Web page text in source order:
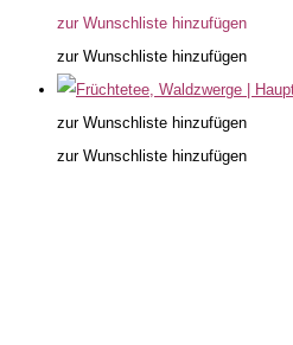
zur Wunschliste hinzufügen
zur Wunschliste hinzufügen
zur Wunschliste hinzufügen
zur Wunschliste hinzufügen